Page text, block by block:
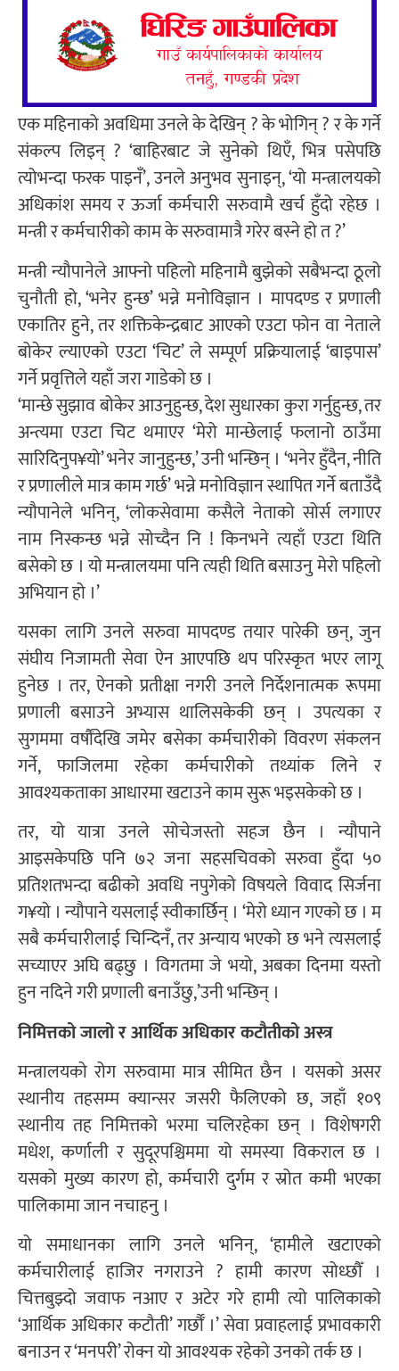
एक महिनाको अवधिमा उनले के देखिन् ? के भोगिन् ? र के गर्ने
संकल्प लिइन् ? ‘बाहिरबाट जे सुनेको थिएँ, भित्र पसेपछि
त्योभन्दा फरक पाइनँ’, उनले अनुभव सुनाइन्, ‘यो मन्त्रालयको
अधिकांश समय र ऊर्जा कर्मचारी सरुवामै खर्च हुँदो रहेछ ।
मन्त्री र कर्मचारीको काम के सरुवामात्रै गरेर बस्ने हो त ?’
मन्त्री न्यौपानेले आफ्नो पहिलो महिनामै बुझेको सबैभन्दा ठूलो
चुनौती हो, ‘भनेर हुन्छ’ भन्ने मनोविज्ञान । मापदण्ड र प्रणाली
एकातिर हुने, तर शक्तिकेन्द्रबाट आएको एउटा फोन वा नेताले
बोकेर ल्याएको एउटा ‘चिट’ ले सम्पूर्ण प्रक्रियालाई ‘बाइपास’
गर्ने प्रवृत्तिले यहाँ जरा गाडेको छ ।
‘मान्छे सुझाव बोकेर आउनुहुन्छ, देश सुधारका कुरा गर्नुहुन्छ, तर
अन्त्यमा एउटा चिट थमाएर ‘मेरो मान्छेलाई फलानो ठाउँमा
सारिदिनुप¥यो’ भनेर जानुहुन्छ,’ उनी भन्छिन् । ‘भनेर हुँदैन, नीति
र प्रणालीले मात्र काम गर्छ’ भन्ने मनोविज्ञान स्थापित गर्ने बताउँदै
न्यौपानेले भनिन्, ‘लोकसेवामा कसैले नेताको सोर्स लगाएर
नाम निस्कन्छ भन्ने सोच्दैन नि ! किनभने त्यहाँ एउटा थिति
बसेको छ । यो मन्त्रालयमा पनि त्यही थिति बसाउनु मेरो पहिलो
अभियान हो ।’
यसका लागि उनले सरुवा मापदण्ड तयार पारेकी छन्, जुन
संघीय निजामती सेवा ऐन आएपछि थप परिस्कृत भएर लागू
हुनेछ । तर, ऐनको प्रतीक्षा नगरी उनले निर्देशनात्मक रूपमा
प्रणाली बसाउने अभ्यास थालिसकेकी छन् । उपत्यका र
सुगममा वर्षौंदेखि जमेर बसेका कर्मचारीको विवरण संकलन
गर्ने, फाजिलमा रहेका कर्मचारीको तथ्यांक लिने र
आवश्यकताका आधारमा खटाउने काम सुरू भइसकेको छ ।
तर, यो यात्रा उनले सोचेजस्तो सहज छैन । न्यौपाने
आइसकेपछि पनि ७२ जना सहसचिवको सरुवा हुँदा ५०
प्रतिशतभन्दा बढीको अवधि नपुगेको विषयले विवाद सिर्जना
ग¥यो । न्यौपाने यसलाई स्वीकार्छिन् । ‘मेरो ध्यान गएको छ । म
सबै कर्मचारीलाई चिन्दिनँ, तर अन्याय भएको छ भने त्यसलाई
सच्याएर अघि बढ्छु । विगतमा जे भयो, अबका दिनमा यस्तो
हुन नदिने गरी प्रणाली बनाउँछु,’उनी भन्छिन् ।
निमित्तको जालो र आर्थिक अधिकार कटौतीको अस्त्र
मन्त्रालयको रोग सरुवामा मात्र सीमित छैन । यसको असर
स्थानीय तहसम्म क्यान्सर जसरी फैलिएको छ, जहाँ १०९
स्थानीय तह निमित्तको भरमा चलिरहेका छन् । विशेषगरी
मधेश, कर्णाली र सुदूरपश्चिममा यो समस्या विकराल छ ।
यसको मुख्य कारण हो, कर्मचारी दुर्गम र स्रोत कमी भएका
पालिकामा जान नचाहनु ।
यो समाधानका लागि उनले भनिन्, ‘हामीले खटाएको
कर्मचारीलाई हाजिर नगराउने ? हामी कारण सोध्छौँ ।
चित्तबुझ्दो जवाफ नआए र अटेर गरे हामी त्यो पालिकाको
‘आर्थिक अधिकार कटौती’ गर्छौँ ।’ सेवा प्रवाहलाई प्रभावकारी
बनाउन र ‘मनपरी’ रोक्न यो आवश्यक रहेको उनको तर्क छ ।